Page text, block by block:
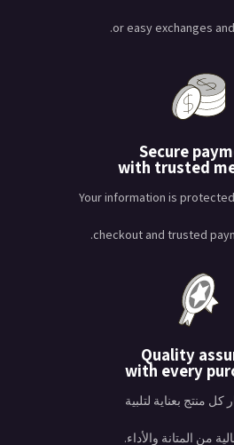
or easy exchanges
Secure
with trusted
Your information is
checkout and trusted
Quality
with every
كل منتج بعناية لتلبية
من المتانة والأداء.